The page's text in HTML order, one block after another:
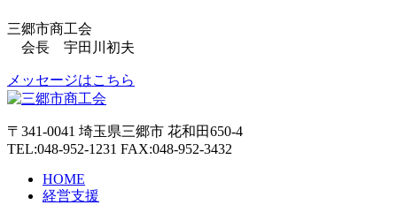
三郷市商工会
会長 宇田川初夫
メッセージはこちら
〒341-0041 埼玉県三郷市 花和田650-4
TEL:048-952-1231 FAX:048-952-3432
HOME
経営支援